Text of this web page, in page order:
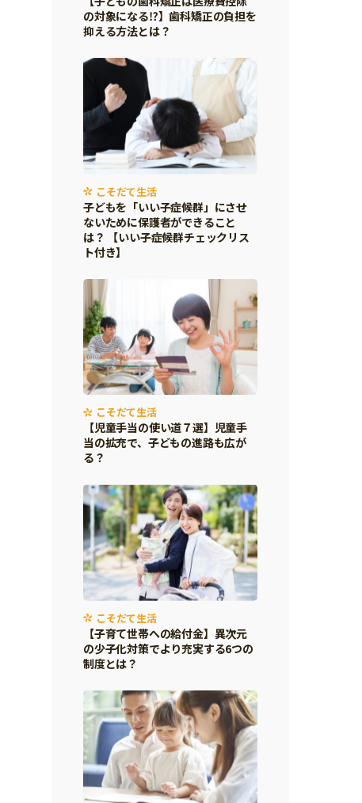
の対象になる⁉】歯科矯正の負担を
抑える方法とは？
こそだて生活
子どもを「いい子症候群」にさせ
ないために保護者ができること
は？ 【いい子症候群チェックリス
ト付き】
こそだて生活
【児童手当の使い道７選】児童手
当の拡充で、子どもの進路も広が
る？
こそだて生活
【子育て世帯への給付金】異次元
の少子化対策でより充実する6つの
制度とは？